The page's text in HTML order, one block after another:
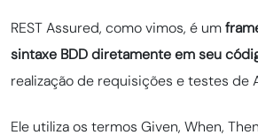
REST Assured, como vimos, é um
sintaxe BDD diretamente em seu
realização de requisições e testes de
Ele utiliza os termos Given, When,